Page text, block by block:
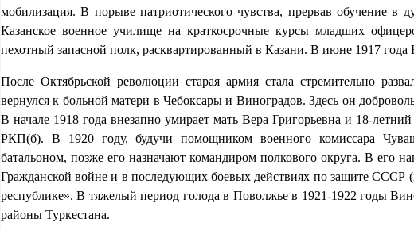
мобилизация. В порыве патриотического чувства, прервав обучение
Казанское военное училище на краткосрочные курсы младших
пехотный запасной полк, расквартированный в Казани. В июне 1917
После Октябрьской революции старая армия стала стремительно
вернулся к больной матери в Чебоксары и Виноградов. Здесь он
В начале 1918 года внезапно умирает мать Вера Григорьевна и 18-
РКП(б). В 1920 году, будучи помощником военного комиссара
батальоном, позже его назначают командиром полкового округа. В его
Гражданской войне и в последующих боевых действиях по защите СССР
республике». В тяжелый период голода в Поволжье в 1921-1922 годы
районы Туркестана.